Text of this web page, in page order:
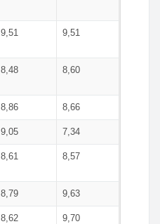
9,51 9,51
8,48 8,60
8,86 8,66
9,05 7,34
8,61 8,57
8,79 9,63
8,62 9,70